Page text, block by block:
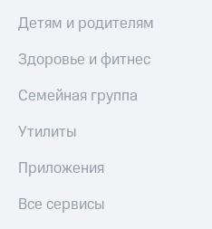
Детям и родителям
Здоровье и фитнес
Семейная группа
Утилиты
Приложения
Все сервисы